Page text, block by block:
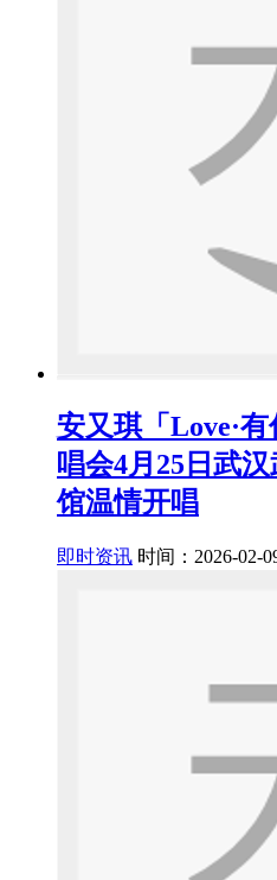
安又琪「Love·
唱会4月25日武
馆温情开唱
即时资讯 时间：2026-02-